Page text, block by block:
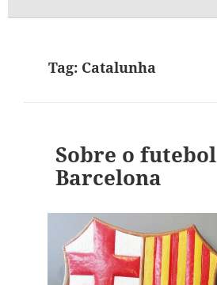
Tag: Catalunha
Sobre o
Barcelona